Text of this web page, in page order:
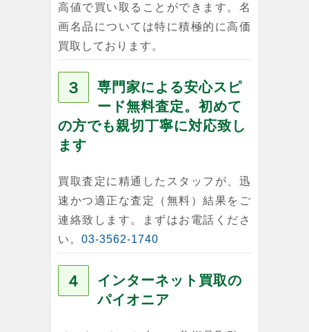
高値で買い取ることができます。名
画名品については特に積極的に高価
買取しております。
３
専門家による安心スピ
ード無料査定。初めて
の方でも親切丁寧に対応致し
ます
買取査定に精通したスタッフが、迅
速かつ適正な査定（無料）結果をご
連絡致します。まずはお電話くださ
い。 03-3562-1740
４
インターネット買取の
パイオニア